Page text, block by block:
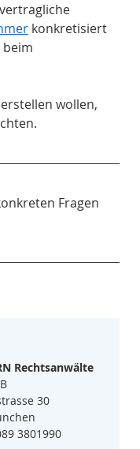
konkretisiert
beim
wollen,
Fragen
Rechtsanwälte
30
3801990